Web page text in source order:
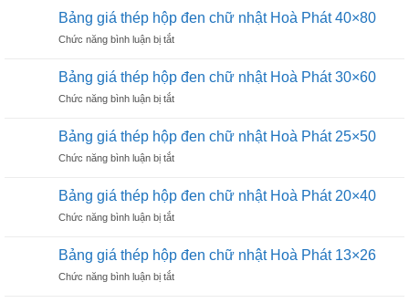
hộp
và
mạ
thép
hộp
chữ
Hoà
50×100
Bảng giá thép hộp đen chữ nhật Hoà Phát 40×80
Chức năng bình luận bị tắtở
thép
hộp
chữ
Hoà
40×80
Bảng giá thép hộp đen chữ nhật Hoà Phát 30×60
Chức năng bình luận bị tắtở
thép
hộp
chữ
Hoà
30×60
Bảng giá thép hộp đen chữ nhật Hoà Phát 25×50
Chức năng bình luận bị tắtở
thép
hộp
chữ
Hoà
Bảng giá thép hộp đen chữ nhật Hoà Phát 20×40
Chức năng bình luận bị tắtở
thép
hộp
Bảng giá thép hộp đen chữ nhật Hoà Phát 13×26
Chức năng bình luận bị tắtở